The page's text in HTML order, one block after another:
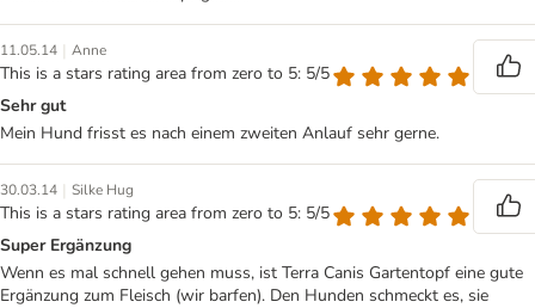
11.05.14 | Anne
This is a stars rating area from zero to 5: 5/5
Sehr gut
Mein Hund frisst es nach einem zweiten Anlauf sehr gerne.
30.03.14 | Silke Hug
This is a stars rating area from zero to 5: 5/5
Super Ergänzung
Wenn es mal schnell gehen muss, ist Terra Canis Gartentopf eine gute
Ergänzung zum Fleisch (wir barfen). Den Hunden schmeckt es, sie